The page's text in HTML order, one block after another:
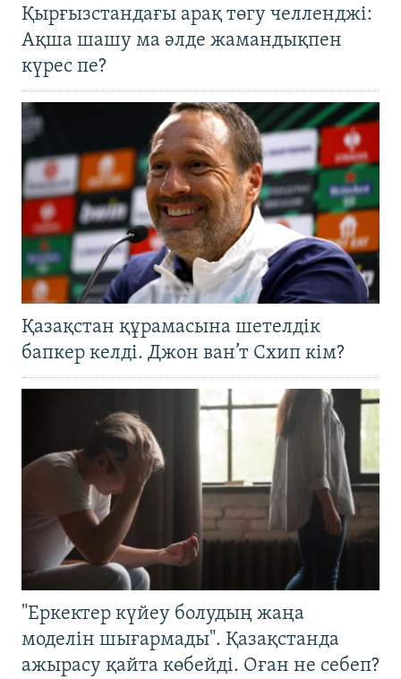
Қырғызстандағы арақ төгу челленджі:
Ақша шашу ма әлде жамандықпен
күрес пе?
Қазақстан құрамасына шетелдік
бапкер келді. Джон ван’т Схип кім?
"Еркектер күйеу болудың жаңа
моделін шығармады". Қазақстанда
ажырасу қайта көбейді. Оған не себеп?